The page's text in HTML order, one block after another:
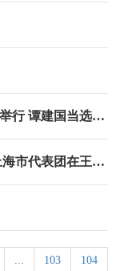
荆门市第十届人民代表大会第六次会议举行 谭建国当选为荆门市人民政府市长
展现沪滇协作新作为新气象 陈吉宁率上海市代表团在王宁陪同下深入云南文山红河学习考察
... 103 104